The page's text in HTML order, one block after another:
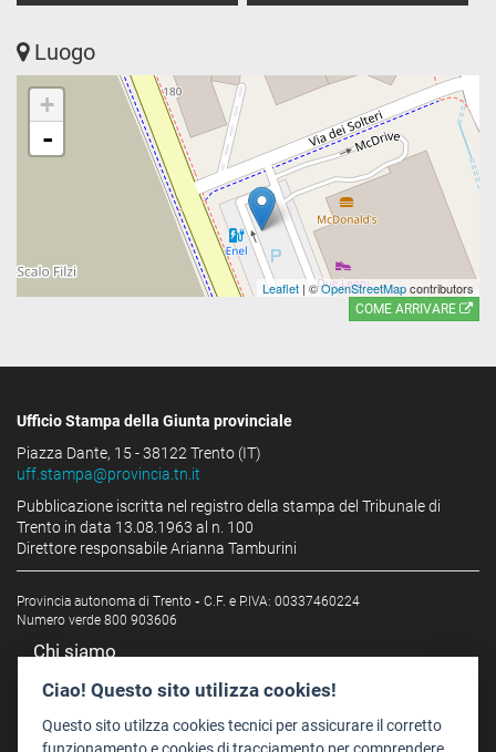
Luogo
+
-
Leaflet | ©OpenStreetMapcontributors
COME ARRIVARE
Ufficio Stampa della Giunta provinciale
Piazza Dante, 15 - 38122 Trento (IT)
uff.stampa@provincia.tn.it
Pubblicazione iscritta nel registro della stampa del Tribunale di
Trento in data 13.08.1963 al n. 100
Direttore responsabile Arianna Tamburini
Provincia autonoma di Trento - C.F. e P.IVA: 00337460224
Numero verde 800 903606
Chi siamo
Redazione
Staff
Format - Centro Audiovisivi
Ciao! Questo sito utilizza cookies!
Questo sito utilzza cookies tecnici per assicurare il corretto